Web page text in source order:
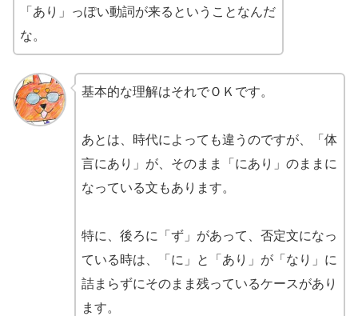
「あり」っぽい動詞が来るということなんだ
な。
基本的な理解はそれでＯＫです。
あとは、時代によっても違うのですが、「体
言にあり」が、そのまま「にあり」のままに
なっている文もあります。
特に、後ろに「ず」があって、否定文になっ
ている時は、「に」と「あり」が「なり」に
詰まらずにそのまま残っているケースがあり
ます。